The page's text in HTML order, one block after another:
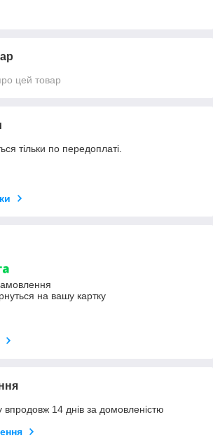
цей товар
тільки по передоплаті.
на вашу картку
14 днів за домовленістю